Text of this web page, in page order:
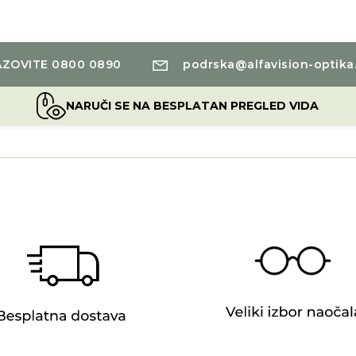
0800 0890 podrska@alfavision-
NARUČI SE NA BESPLATAN PREGLED VIDA